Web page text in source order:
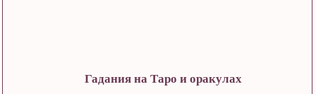
Гадания на Таро и оракулах